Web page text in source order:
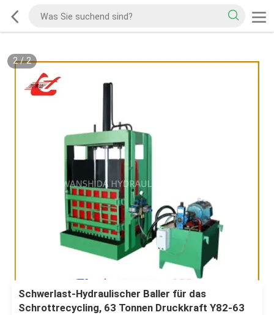
2/2
Schwerlast-Hydraulischer Baller für das
Schrottrecycling, 63 Tonnen Druckkraft Y82-63